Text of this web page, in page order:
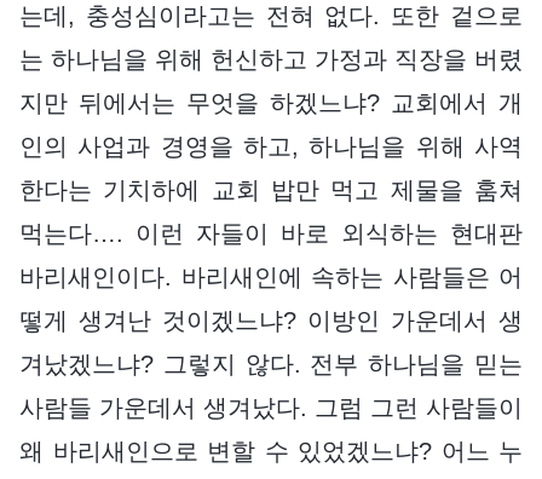
는데, 충성심이라고는 전혀 없다. 또한 겉으로
는 하나님을 위해 헌신하고 가정과 직장을 버렸
지만 뒤에서는 무엇을 하겠느냐? 교회에서 개
인의 사업과 경영을 하고, 하나님을 위해 사역
한다는 기치하에 교회 밥만 먹고 제물을 훔쳐
먹는다…. 이런 자들이 바로 외식하는 현대판
바리새인이다. 바리새인에 속하는 사람들은 어
떻게 생겨난 것이겠느냐? 이방인 가운데서 생
겨났겠느냐? 그렇지 않다. 전부 하나님을 믿는
사람들 가운데서 생겨났다. 그럼 그런 사람들이
왜 바리새인으로 변할 수 있었겠느냐? 어느 누